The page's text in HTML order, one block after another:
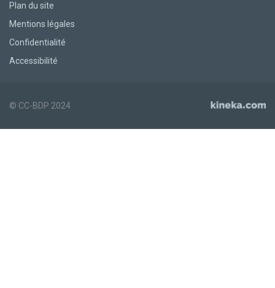
Plan du site
Mentions légales
Confidentialité
Accessibilité
© CC-BDP 2024